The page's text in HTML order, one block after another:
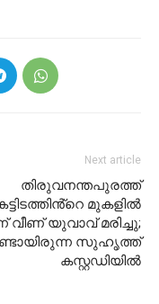
Next article
തിരുവനന്തപുരത്ത്
മുകളിൽ
വീണ് യുവാവ് മരിച്ചു;
സുഹൃത്ത്
കസ്റ്റഡിയിൽ